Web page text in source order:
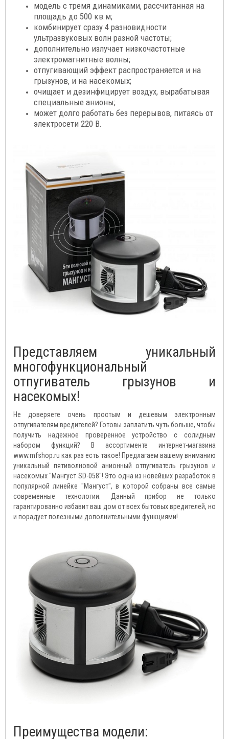
модель с тремя динамиками, рассчитанная на
площадь до 500 кв.м;
комбинирует сразу 4 разновидности
ультразвуковых волн разной частоты;
дополнительно излучает низкочастотные
электромагнитные волны;
отпугивающий эффект распространяется и на
грызунов, и на насекомых;
очищает и дезинфицирует воздух, вырабатывая
специальные анионы;
может долго работать без перерывов, питаясь от
электросети 220 В.
Представляем уникальный
многофункциональный
отпугиватель грызунов и
насекомых!
Не доверяете очень простым и дешевым электронным
отпугивателям вредителей? Готовы заплатить чуть больше, чтобы
получить надежное проверенное устройство с солидным
набором функций? В ассортименте интернет-магазина
www.mfshop.ru как раз есть такое! Предлагаем вашему вниманию
уникальный пятиволновой анионный отпугиватель грызунов и
насекомых "Мангуст SD-058"! Это одна из новейших разработок в
популярной линейке "Мангуст", в которой собраны все самые
современные технологии. Данный прибор не только
гарантированно избавит ваш дом от всех бытовых вредителей, но
и порадует полезными дополнительными функциями!
Преимущества модели: